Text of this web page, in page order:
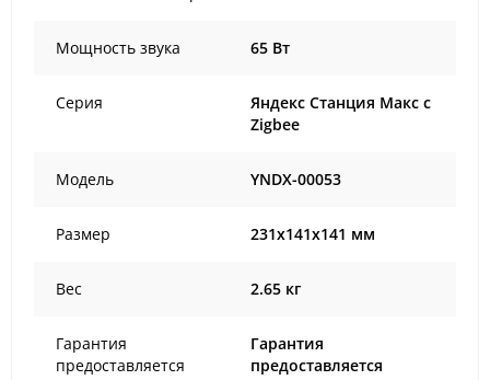
Мощность звука 65 Вт
Серия
Яндекс Станция Макс с
Zigbee
Модель YNDX-00053
Размер 231x141x141 мм
Вес 2.65 кг
Гарантия
предоставляется
Гарантия
предоставляется